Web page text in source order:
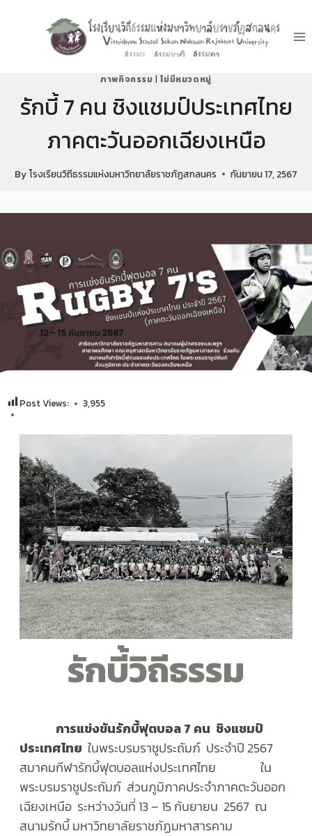
ภาพกิจกรรม |ไม่มีหมวดหมู่
รักบี้ 7 คน ชิงแชมป์ประเทศไทย
ภาคตะวันออกเฉียงเหนือ
By โรงเรียนวิถีธรรมแห่งมหาวิทยาลัยราชภัฏสกลนคร กันยายน 17, 2567
Post Views: 3,955
รักบี้วิถีธรรม
การแข่งขันรักบี้ฟุตบอล 7 คน ชิงแชมป์
ประเทศไทย ในพระบรมราชูประถัมภ์ ประจำปี 2567
สมาคมกีฬารักบี้ฟุตบอลแห่งประเทศไทย ใน
พระบรมราชูประถัมภ์ ส่วนภูมิภาคประจำภาคตะวันออก
เฉียงเหนือ ระหว่างวันที่ 13 – 15 กันยายน 2567 ณ
สนามรักบี้ มหาวิทยาลัยราชภัฏมหาสารคาม